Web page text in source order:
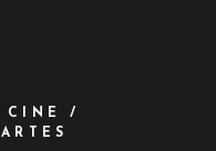
CINE /